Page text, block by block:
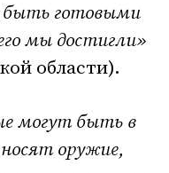
быть готовыми
мы достигли»
области).
могут быть в
оружие,